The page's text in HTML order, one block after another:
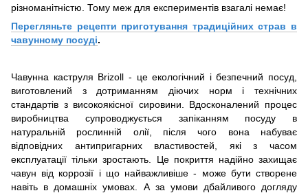
різноманітністю. Тому меж для експериментів взагалі немає!
Перегляньте рецепти приготування традиційних страв в
чавунному посуді.
Чавунна каструля Brizoll - це екологічний і безпечний посуд,
виготовлений з дотриманням діючих норм і технічних
стандартів з високоякісної сировини. Вдосконалений процес
виробництва супроводжується запіканням посуду в
натуральній рослинній олії, після чого вона набуває
відповідних антипригарних властивостей, які з часом
експлуатації тільки зростають. Це покриття надійно захищає
чавун від коррозії і що найважливіше - може бути створене
навіть в домашніх умовах. А за умови дбайливого догляду